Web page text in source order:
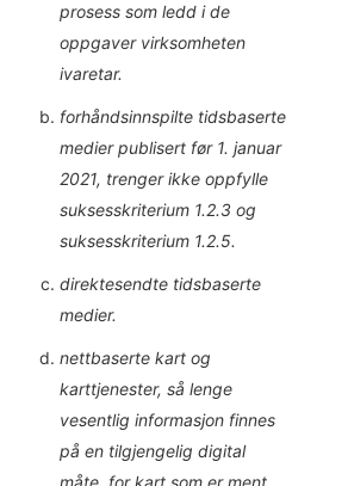
prosess som ledd i de
oppgaver virksomheten
ivaretar.
forhåndsinnspilte tidsbaserte
medier publisert før 1. januar
2021, trenger ikke oppfylle
suksesskriterium 1.2.3 og
suksesskriterium 1.2.5.
direktesendte tidsbaserte
medier.
nettbaserte kart og
karttjenester, så lenge
vesentlig informasjon finnes
på en tilgjengelig digital
måte, for kart som er ment